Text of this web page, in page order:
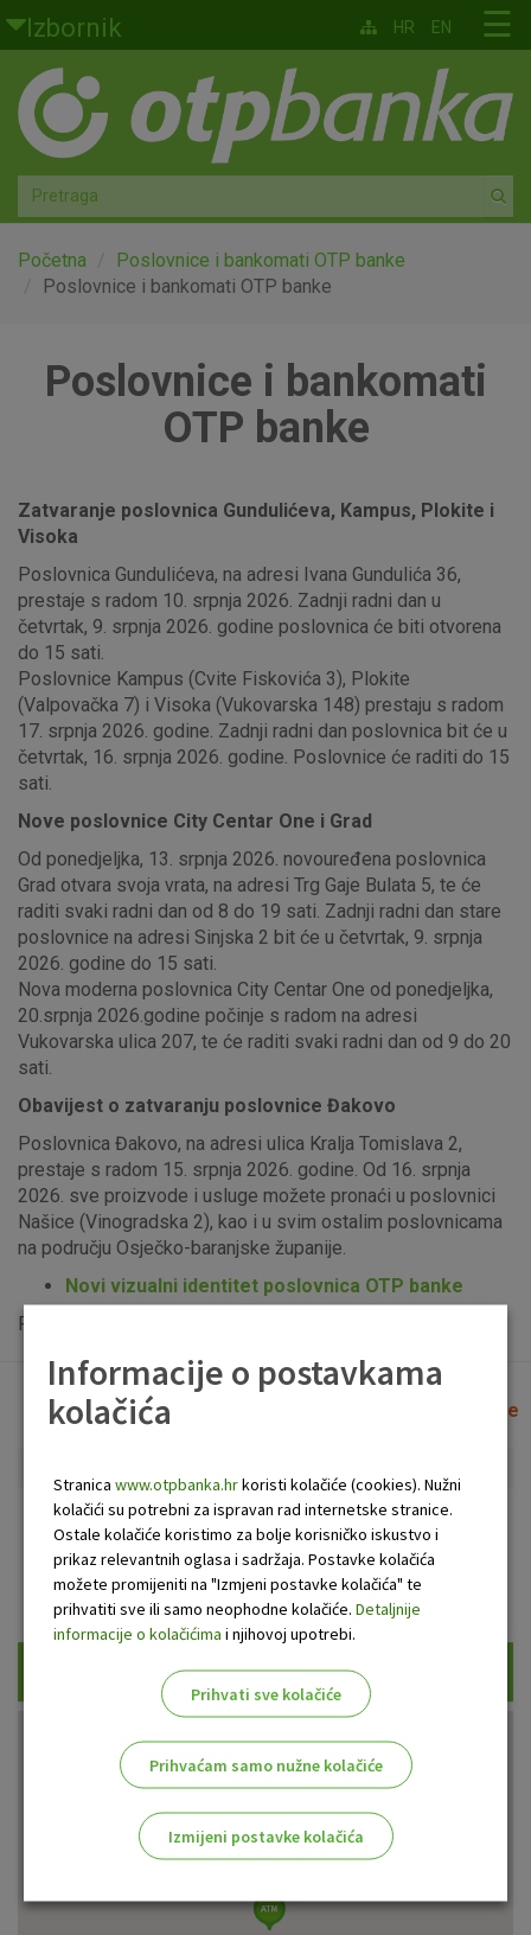
Skoči na glavni sadržaj
Izbornik
Građani
Privatno bankarstvo
Agro
Mala poduzeća i obrtnici
Globalna tržišta
☰
HR EN
Početna
Poslovnice i bankomati OTP banke
Poslovnice i bankomati OTP banke
Poslovnice i bankomati
OTP banke
Zatvaranje poslovnica Gundulićeva, Kampus, Plokite i
Visoka
Poslovnica Gundulićeva, na adresi Ivana Gundulića 36,
prestaje s radom 10. srpnja 2026. Zadnji radni dan u
četvrtak, 9. srpnja 2026. godine poslovnica će biti otvorena
do 15 sati.
Poslovnice Kampus (Cvite Fiskovića 3), Plokite
(Valpovačka 7) i Visoka (Vukovarska 148) prestaju s radom
17. srpnja 2026. godine. Zadnji radni dan poslovnica bit će u
četvrtak, 16. srpnja 2026. godine. Poslovnice će raditi do 15
sati.
Nove poslovnice City Centar One i Grad
Od ponedjeljka, 13. srpnja 2026. novouređena poslovnica
Grad otvara svoja vrata, na adresi Trg Gaje Bulata 5, te će
raditi svaki radni dan od 8 do 19 sati. Zadnji radni dan stare
poslovnice na adresi Sinjska 2 bit će u četvrtak, 9. srpnja
2026. godine do 15 sati.
Nova moderna poslovnica City Centar One od ponedjeljka,
20.srpnja 2026.godine počinje s radom na adresi
Vukovarska ulica 207, te će raditi svaki radni dan od 9 do 20
sati.
Obavijest o zatvaranju poslovnice Đakovo
Poslovnica Đakovo, na adresi ulica Kralja Tomislava 2,
prestaje s radom 15. srpnja 2026. godine. Od 16. srpnja
2026. sve proizvode i usluge možete pronaći u poslovnici
Našice (Vinogradska 2), kao i u svim ostalim poslovnicama
na području Osječko-baranjske županije.
Novi vizualni identitet poslovnica OTP banke
Popis uplatno-isplatnih bankomata možete vidjeti
Lista poslovnica i bankomata Očisti filtere
Bankomat Poslovnica
Prikaži samo uplatne bankomate
Informacije o postavkama
kolačića
Stranica www.otpbanka.hrkoristi kolačiće (cookies). Nužni
kolačići su potrebni za ispravan rad internetske stranice.
Ostale kolačiće koristimo za bolje korisničko iskustvo i
prikaz relevantnih oglasa i sadržaja. Postavke kolačića
možete promijeniti na "Izmjeni postavke kolačića" te
prihvatiti sve ili samo neophodne kolačiće. Detaljnije
informacije o kolačićima i njihovoj upotrebi.
Prihvati sve kolačiće
Prihvaćam samo nužne kolačiće
Izmijeni postavke kolačića